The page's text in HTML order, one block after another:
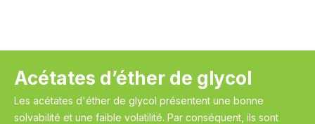
Acétates d’éther de glycol
Les acétates d'éther de glycol présentent une bonne
solvabilité et une faible volatilité. Par conséquent, ils sont